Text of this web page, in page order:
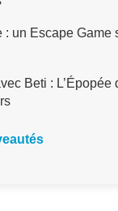
un Escape Game
Beti : L’Épopée